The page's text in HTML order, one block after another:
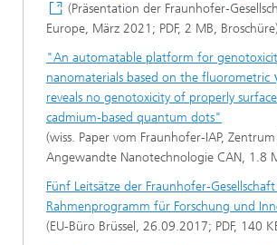
(Präsentation der Fraunhofer-
Europe, März 2021; PDF, 2 MB,
"An automatable platform for
nanomaterials based on the fluorometric
reveals no genotoxicity of properly
cadmium-based quantum dots"
(wiss. Paper vom Fraunhofer-IAP,
Angewandte Nanotechnologie CAN, 1.8
Fünf Leitsätze der Fraunhofer-
Rahmenprogramm für Forschung und
(EU-Büro Brüssel, 26.09.2017; PDF, 140